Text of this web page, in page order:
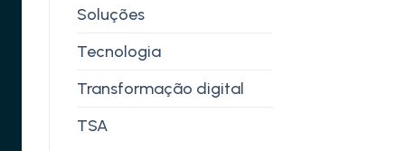
Soluções
Tecnologia
Transformação digital
TSA